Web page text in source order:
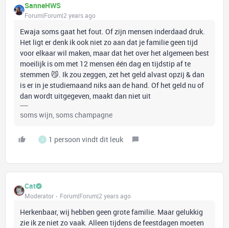
SanneHWS
Forum|Forum|2 years ago
Ewaja soms gaat het fout. Of zijn mensen inderdaad druk.
Het ligt er denk ik ook niet zo aan dat je familie geen tijd
voor elkaar wil maken, maar dat het over het algemeen best
moeilijk is om met 12 mensen één dag en tijdstip af te
stemmen 😼. Ik zou zeggen, zet het geld alvast opzij & dan
is er in je studiemaand niks aan de hand. Of het geld nu of
dan wordt uitgegeven, maakt dan niet uit
soms wijn, soms champagne
I 1 persoon vindt dit leuk
Cat
Moderator Forum|Forum|2 years ago
Herkenbaar, wij hebben geen grote familie. Maar gelukkig
zie ik ze niet zo vaak. Alleen tijdens de feestdagen moeten